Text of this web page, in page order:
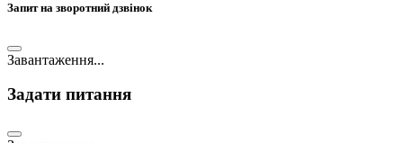
Запит на зворотний дзвінок
Завантаження...
Задати питання